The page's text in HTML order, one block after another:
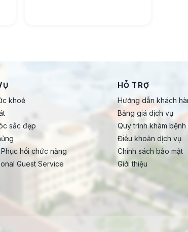
khoẻ
sắc đẹp
hồi chức năng
Guest Service
HỖ TRỢ
Hướng dẫn khách
Bảng giá dịch vụ
Quy trình khám bệnh
Điều khoản dịch vụ
Chính sách bảo mật
Giới thiệu